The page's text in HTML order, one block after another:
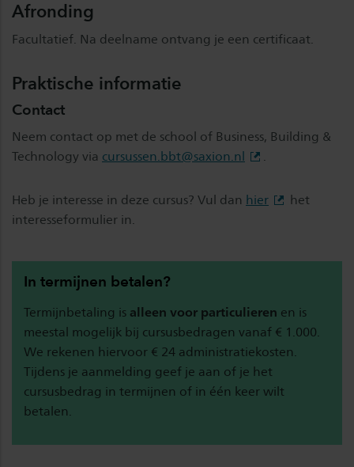
Afronding
Facultatief. Na deelname ontvang je een certificaat.
Praktische informatie
Contact
Neem contact op met de school of Business, Building &
Technology via cursussen.bbt@saxion.nl .
Heb je interesse in deze cursus? Vul dan hier
het
interesseformulier in.
In termijnen betalen?
Termijnbetaling is alleen voor particulieren en is
meestal mogelijk bij cursusbedragen vanaf € 1.000.
We rekenen hiervoor € 24 administratiekosten.
Tijdens je aanmelding geef je aan of je het
cursusbedrag in termijnen of in één keer wilt
betalen.